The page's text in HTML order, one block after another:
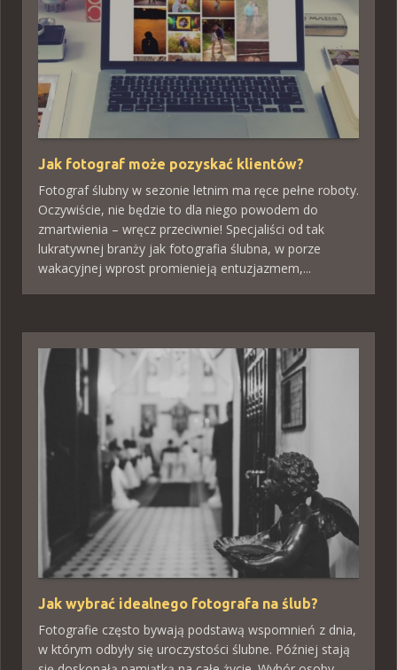
Jak fotograf może pozyskać klientów?
Fotograf ślubny w sezonie letnim ma ręce pełne roboty.
Oczywiście, nie będzie to dla niego powodem do
zmartwienia – wręcz przeciwnie! Specjaliści od tak
lukratywnej branży jak fotografia ślubna, w porze
wakacyjnej wprost promienieją entuzjazmem,...
Jak wybrać idealnego fotografa na ślub?
Fotografie często bywają podstawą wspomnień z dnia,
w którym odbyły się uroczystości ślubne. Później stają